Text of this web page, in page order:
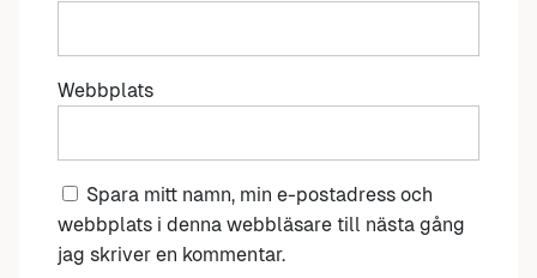
Webbplats
Spara mitt namn, min e-postadress och
webbplats i denna webbläsare till nästa gång
jag skriver en kommentar.